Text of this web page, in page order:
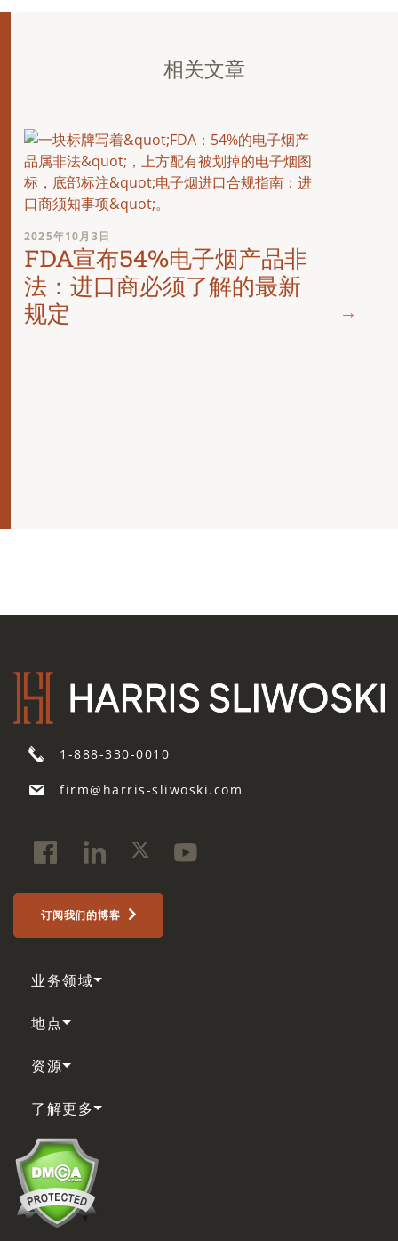
相关文章
2025年10月3日
FDA宣布54%电子烟产品非
法：进口商必须了解的最新
规定
1-888-330-0010
firm@harris-sliwoski.com
订阅我们的博客
业务领域
地点
资源
了解更多